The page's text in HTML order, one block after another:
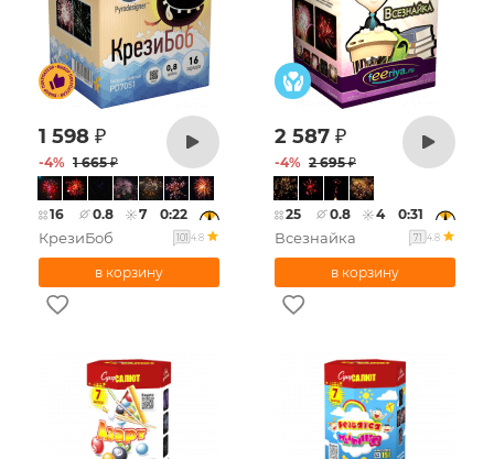
1 598 ₽
-4% 1 665₽
16 0.8 7 0:22
КрезиБоб 101 4.8
2 587 ₽
-4% 2 695₽
25 0.8 4 0:31
Всезнайка 71 4.8